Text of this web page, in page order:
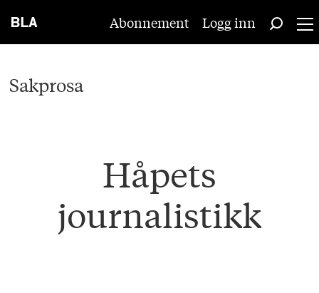
Abonnement Logg inn
Sakprosa
Håpets
journalistikk